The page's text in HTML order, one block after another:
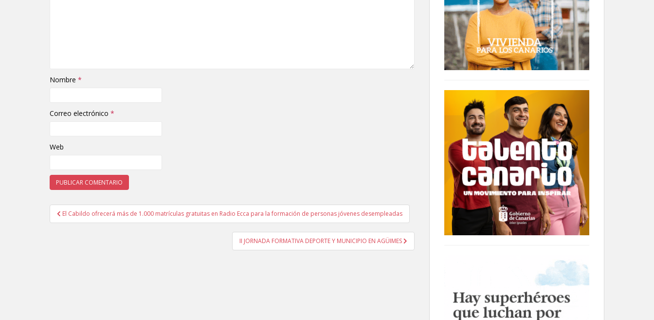
Nombre *
Correo electrónico *
Web
Navegación de entradas
El Cabildo ofrecerá más de 1.000 matrículas gratuitas en Radio Ecca para la formación de personas jóvenes desempleadas
II JORNADA FORMATIVA DEPORTE Y MUNICIPIO EN AGÜIMES